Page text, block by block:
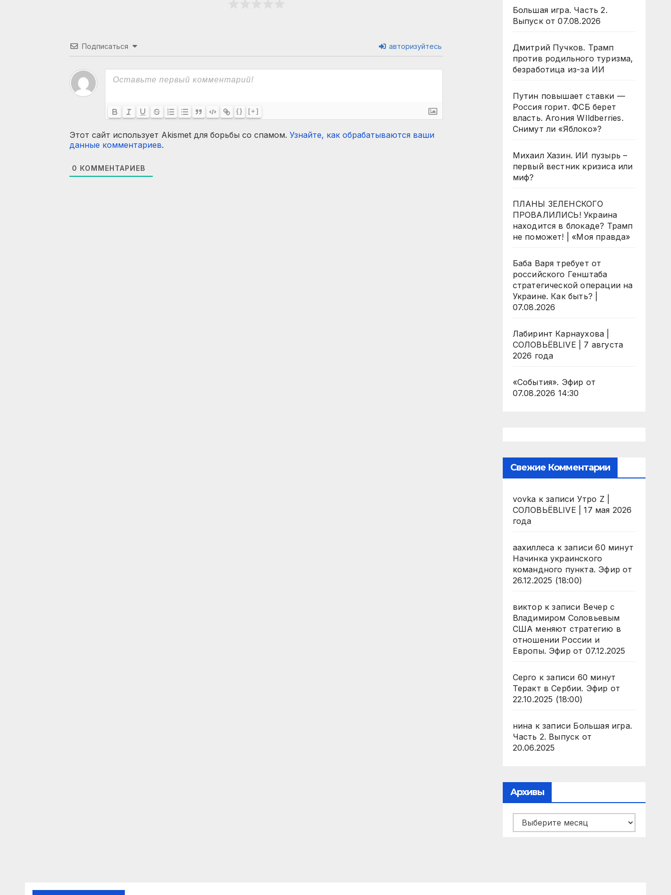
Подписаться авторизуйтесь
{} [+]
Этот сайт использует Akismet для борьбы со спамом. Узнайте, как обрабатываются ваши
данные комментариев.
0 КОММЕНТАРИЕВ
Большая игра. Часть 2.
Выпуск от 07.08.2026
Дмитрий Пучков. Трамп
против родильного туризма,
безработица из-за ИИ
Путин повышает ставки —
Россия горит. ФСБ берет
власть. Агония WIldberries.
Снимут ли «Яблоко»?
Михаил Хазин. ИИ пузырь –
первый вестник кризиса или
миф?
ПЛАНЫ ЗЕЛЕНСКОГО
ПРОВАЛИЛИСЬ! Украина
находится в блокаде? Трамп
не поможет! | «Моя правда»
Баба Варя требует от
российского Генштаба
стратегической операции на
Украине. Как быть? |
07.08.2026
Лабиринт Карнаухова |
СОЛОВЬЁВLIVE | 7 августа
2026 года
«События». Эфир от
07.08.2026 14:30
Свежие Комментарии
vovka к записи Утро Z |
СОЛОВЬЁВLIVE | 17 мая 2026
года
аахиллеса к записи60 минут
Начинка украинского
командного пункта. Эфир от
26.12.2025 (18:00)
виктор к записи Вечер с
Владимиром Соловьевым
США меняют стратегию в
отношении России и
Европы. Эфир от 07.12.2025
Серго к записи 60 минут
Теракт в Сербии. Эфир от
22.10.2025 (18:00)
нина к записи Большая игра.
Часть 2. Выпуск от
20.06.2025
Архивы
Архивы